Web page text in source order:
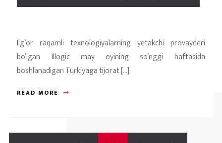
Ilg’or raqamli texnologiyalarning yetakchi provayderi
bo’lgan Illogic may oyining so’nggi haftasida
boshlanadigan Turkiyaga tijorat [...]
READ MORE